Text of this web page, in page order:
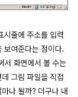
시줄에 주소를 입력
보여준다는 점이다.
서 화면에서 볼 수는
그림 파일을 직접
나 될까? 더구나 내